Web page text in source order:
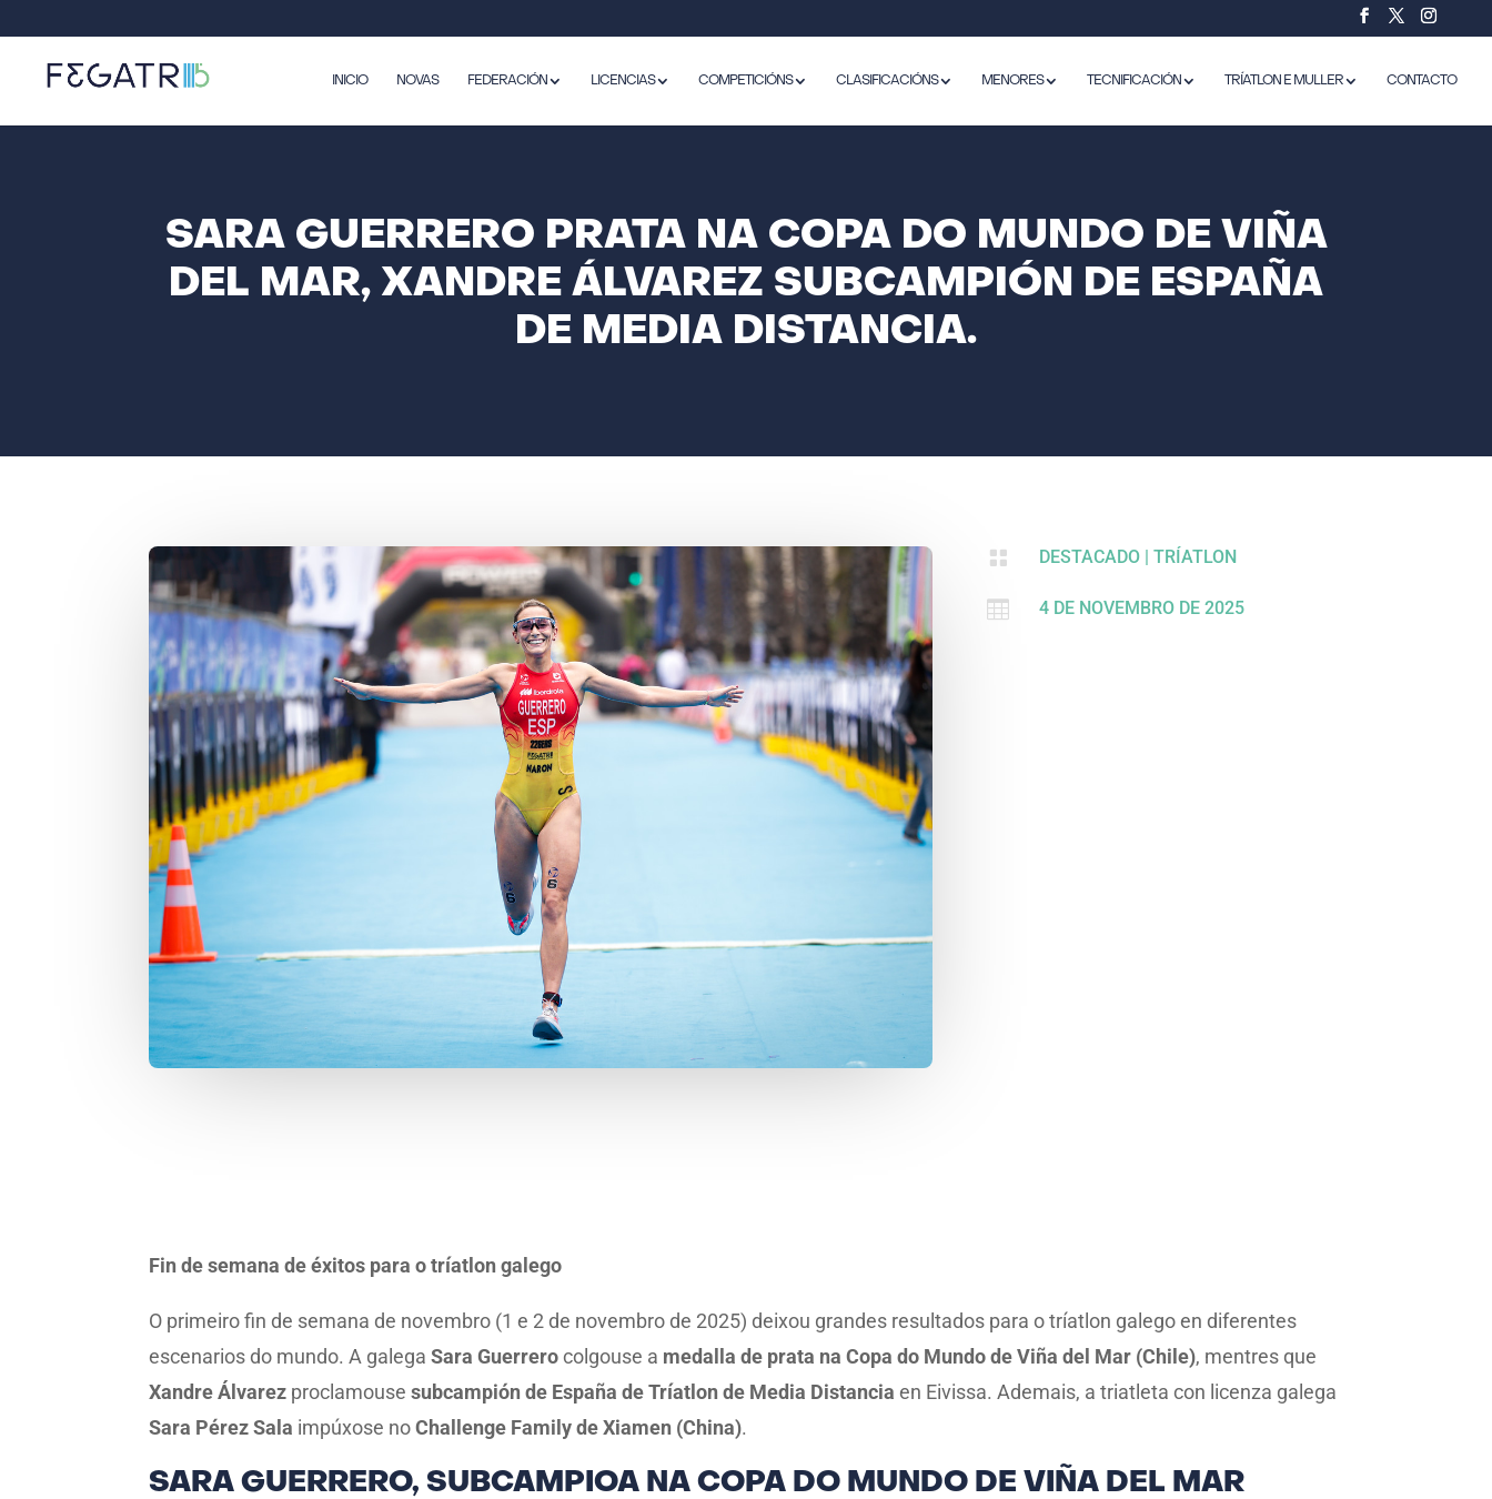
INICIO NOVAS FEDERACIÓN LICENCIAS COMPETICIÓNS CLASIFICACIÓNS MENORES TECNIFICACIÓN TRÍATLON E MULLER CONTACTO
SARA GUERRERO PRATA NA COPA DO MUNDO DE VIÑA
DEL MAR, XANDRE ÁLVAREZ SUBCAMPIÓN DE ESPAÑA
DE MEDIA DISTANCIA.
 DESTACADO |TRÍATLON
 4 DE NOVEMBRO DE 2025
Fin de semana de éxitos para o tríatlon galego
O primeiro fin de semana de novembro (1 e 2 de novembro de 2025) deixou grandes resultados para o tríatlon galego en diferentes
escenarios do mundo. A galegaSara Guerrerocolgouse a medalla de prata na Copa do Mundo de Viña del Mar (Chile), mentres que
Xandre Álvarez proclamousesubcampión de España de Tríatlon de Media Distancia en Eivissa. Ademais, a triatleta con licenza galega
Sara Pérez Sala impúxose noChallenge Family de Xiamen (China).
SARA GUERRERO, SUBCAMPIOA NA COPA DO MUNDO DE VIÑA DEL MAR